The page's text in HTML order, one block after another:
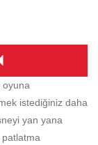
Okuma Testi
oyuna
istediğiniz daha
yan yana